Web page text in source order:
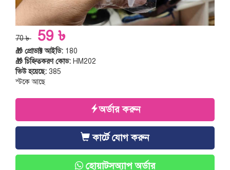
70 ৳ 59 ৳
🎁 প্রোডাক্ট আইডি: 180
🎁 চিহ্নিতকরণ কোড: HM202
ভিউ হয়েছে: 385
স্টকে আছে
অর্ডার করুন
কার্টে যোগ করুন
হোয়াটসঅ্যাপ অর্ডার